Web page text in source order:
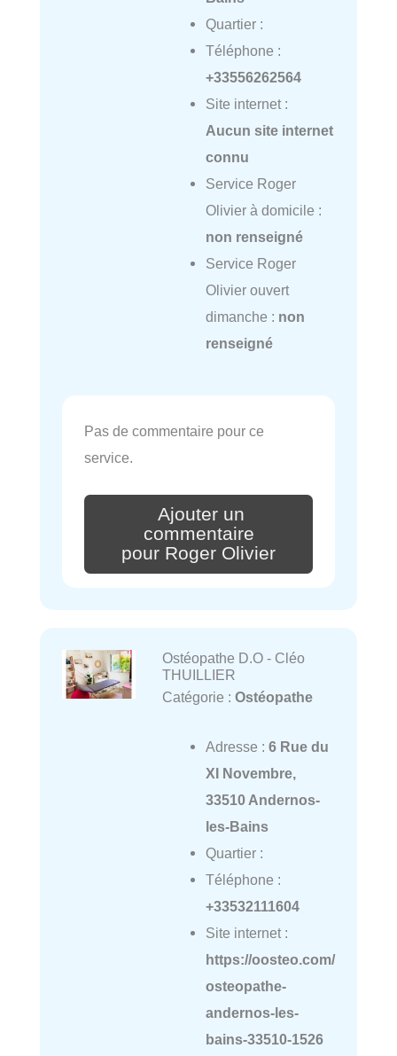
Quartier :
Téléphone :
+33556262564
Site internet :
Aucun site internet
connu
Service Roger
Olivier à domicile :
non renseigné
Service Roger
Olivier ouvert
dimanche : non
renseigné
Pas de commentaire pour ce
service.
Ajouter un
commentaire
pour Roger Olivier
Ostéopathe D.O - Cléo
THUILLIER
Catégorie : Ostéopathe
Adresse : 6 Rue du
XI Novembre,
33510 Andernos-
les-Bains
Quartier :
Téléphone :
+33532111604
Site internet :
https://oosteo.com/
osteopathe-
andernos-les-
bains-33510-1526